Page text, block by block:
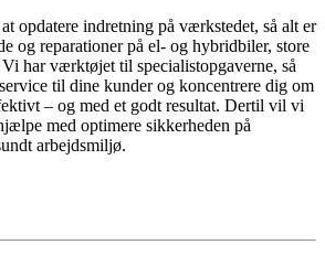
opdatere indretning på værkstedet, så alt er
og reparationer på el- og hybridbiler, store
har værktøjet til specialistopgaverne, så
til dine kunder og koncentrere dig om
– og med et godt resultat. Dertil vil vi
med optimere sikkerheden på
arbejdsmiljø.